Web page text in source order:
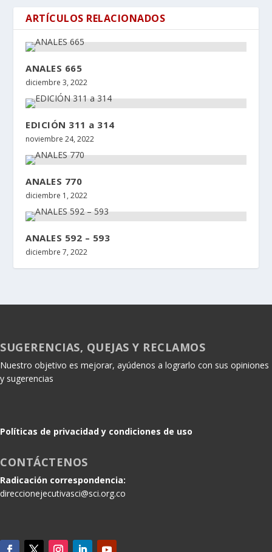
ARTÍCULOS RELACIONADOS
ANALES 665
diciembre 3, 2022
EDICIÓN 311 a 314
noviembre 24, 2022
ANALES 770
diciembre 1, 2022
ANALES 592 – 593
diciembre 7, 2022
SUGERENCIAS, QUEJAS Y RECLAMOS
Nuestro objetivo es mejorar, ayúdenos a lograrlo con sus opiniones
y sugerencias
Políticas de privacidad y condiciones de uso
CONTÁCTENOS
Radicación correspondencia:
direccionejecutivasci@sci.org.co